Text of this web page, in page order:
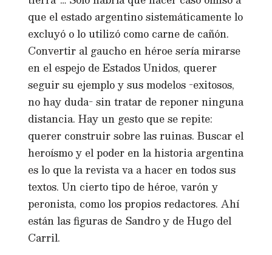
que el estado argentino sistemáticamente lo
excluyó o lo utilizó como carne de cañón.
Convertir al gaucho en héroe sería mirarse
en el espejo de Estados Unidos, querer
seguir su ejemplo y sus modelos -exitosos,
no hay duda- sin tratar de reponer ninguna
distancia. Hay un gesto que se repite:
querer construir sobre las ruinas. Buscar el
heroísmo y el poder en la historia argentina
es lo que la revista va a hacer en todos sus
textos. Un cierto tipo de héroe, varón y
peronista, como los propios redactores. Ahí
están las figuras de Sandro y de Hugo del
Carril.